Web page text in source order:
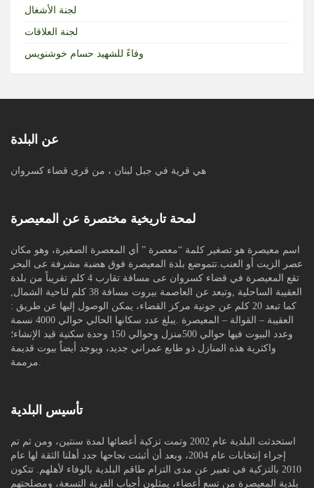
لجنة الأشغال
لجنة العلاقات
وفاءً للشهيد حسام خوشنويس
عن البلدة
هي قرية في جبل لبنان ، من قرى قضاء كسروان
لمحة تاريخية مختصرة عن المعيصرة
اسم معيصرة هو تصغير كلمة “معصرة ” أي المعصرة الصغيرة، وهو مكان
عصر الزيت أو العنب.تتموضع بلدة المعيصرة فوق هضبة مشرفة عى البحر
تقع المعيصرة في قضاء كسروان عى مسافة تقارب 4 كلم تقريباً من بلدة
العقيبة الساحلية ,وتبعد عن العاصمة بيروت مسافة 38 كلم لناحية الشمال,
كما تبعد 20 كلم عن جونية مركز القضاء، يمكن الوصول إليها عن طريق :
العقيبة – القوالة – المعيصرة .يبلغ عدد سكانها الحالي حوالي 4000 نسمة
وعدد البيوت فيها حوالي 500منزل وحوالي 150 وحدة سكنية قيد الإنشاء؛
واكثرية هذه المنازل ذو طابع عمراني جديد، ويوجد أيضاٌ بيوت قديمة
تأسيس البلدية
استحدثت البلدية عام 2002 وتمت تزكية أعضائها لمدة سنتين، ومن ثم تم
إجراء إنتخابات عام 2004، وبعد أن أثبتت نجاحها جدد أهلنا الثقة لها عام
2010 بالتزكية في تعبير عن مدى التزام طاقم البلدية بالوفاء لأهلهم. تتكون
بلدية المعيصرة من تسع أعضاء، يمثلون أجباب القرية التسعة، ومصلحتهم